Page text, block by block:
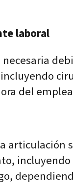
laboral
del
incluyendo